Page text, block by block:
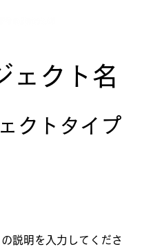
ェクト名
クトタイプ
説明を入力してくださ